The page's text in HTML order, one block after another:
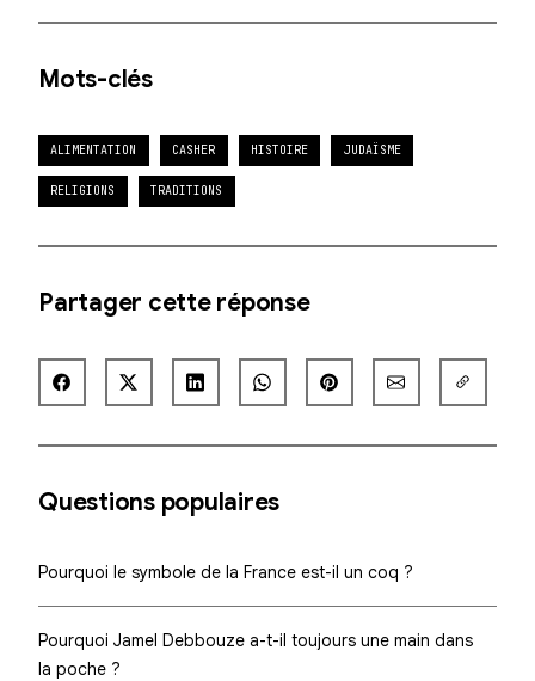
Mots-clés
ALIMENTATION CASHER HISTOIRE JUDAÏSME
RELIGIONS TRADITIONS
Partager cette réponse
Questions populaires
Pourquoi le symbole de la France est-il un coq ?
Pourquoi Jamel Debbouze a-t-il toujours une main dans
la poche ?